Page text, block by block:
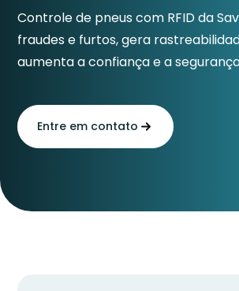
Controle de pneus com RFID da
fraudes e furtos, gera
aumenta a confiança e a
Entre em contato